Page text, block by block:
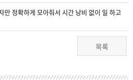
만 정확하게 모아줘서 시간 낭비 없이 일 하고
목록